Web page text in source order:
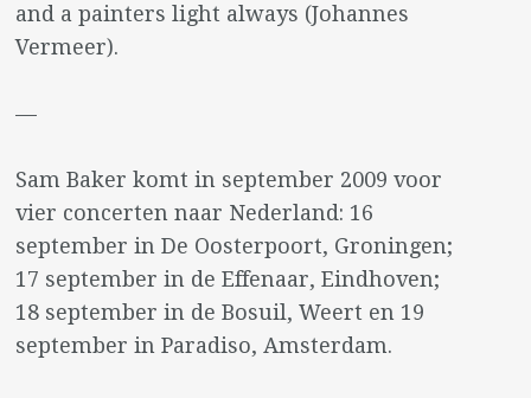
and a painters light always (Johannes
Vermeer).
—
Sam Baker komt in september 2009 voor
vier concerten naar Nederland: 16
september in De Oosterpoort, Groningen;
17 september in de Effenaar, Eindhoven;
18 september in de Bosuil, Weert en 19
september in Paradiso, Amsterdam.